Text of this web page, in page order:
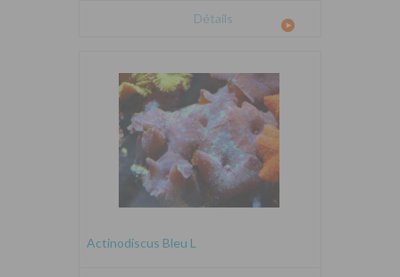
Détails
Actinodiscus Bleu L